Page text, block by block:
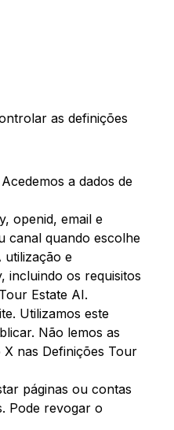
as definições
a dados de
openid, email e
canal quando escolhe
utilização e
incluindo os requisitos
Estate AI.
Utilizamos este
Não lemos as
X nas Definições Tour
páginas ou contas
Pode revogar o